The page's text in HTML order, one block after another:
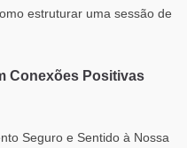
estruturar uma sessão de
Conexões Positivas
Seguro e Sentido à Nossa